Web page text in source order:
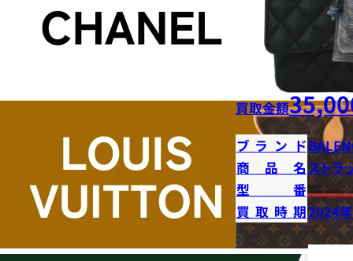
買取金額
ブランド
商品名ストラ
型番
買取時期2024